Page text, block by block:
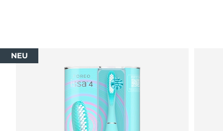
NEU